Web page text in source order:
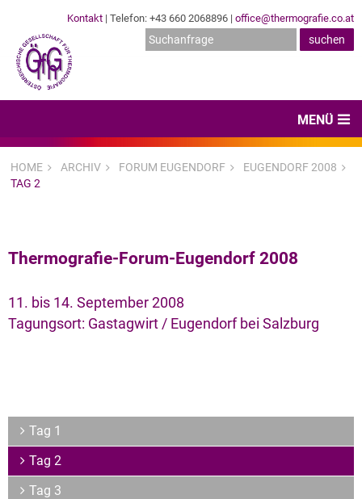
Kontakt | Telefon: +43 660 2068896 | office@thermografie.co.at
MENÜ
News & Veranstaltungen
Dienstleister
Hard- & Software
Expertenwissen & Normen
HOME ARCHIV FORUM EUGENDORF
EUGENDORF 2008
TAG 2
Thermografie-Forum-Eugendorf 2008
11. bis 14. September 2008
Tagungsort: Gastagwirt / Eugendorf bei Salzburg
Tag 1
Tag 2
Tag 3